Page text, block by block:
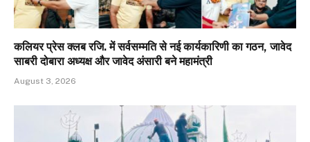
कलियर प्रेस क्लब रजि. में सर्वसम्मति से नई कार्यकारिणी का गठन, जावेद
साबरी दोबारा अध्यक्ष और जावेद अंसारी बने महामंत्री
August 3, 2026